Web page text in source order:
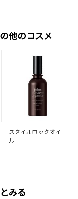
他のコスメ
スタイルロックオイ
ル
みる